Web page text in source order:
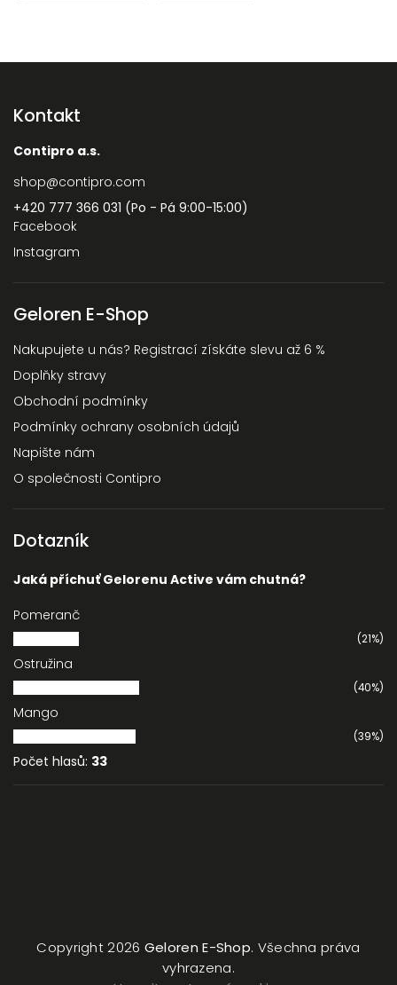
Kontakt
Contipro a.s.
shop@contipro.com
+420 777 366 031 (Po - Pá 9:00-15:00)
Facebook
Instagram
Geloren E-Shop
Nakupujete u nás? Registrací získáte slevu až 6 %
Doplňky stravy
Obchodní podmínky
Podmínky ochrany osobních údajů
Napište nám
O společnosti Contipro
Dotazník
Jaká příchuť Gelorenu Active vám chutná?
Pomeranč
(21%)
Ostružina
(40%)
Mango
(39%)
Počet hlasů: 33
Copyright 2026 Geloren E-Shop. Všechna práva
vyhrazena.